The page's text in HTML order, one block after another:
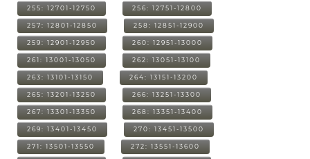
255: 12701-12750 256: 12751-12800
257: 12801-12850 258: 12851-12900
259: 12901-12950 260: 12951-13000
261: 13001-13050 262: 13051-13100
263: 13101-13150 264: 13151-13200
265: 13201-13250 266: 13251-13300
267: 13301-13350 268: 13351-13400
269: 13401-13450 270: 13451-13500
271: 13501-13550 272: 13551-13600